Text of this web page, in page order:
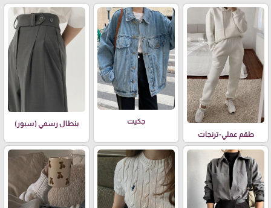
طقم عملي-ترنجات
جكيت بنطال رسمي (سبور)